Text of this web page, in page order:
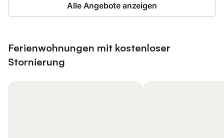
Alle Angebote anzeigen
Ferienwohnungen mit kostenloser
Stornierung